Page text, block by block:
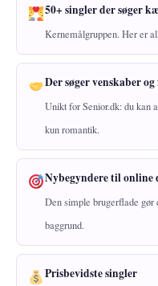
50+ singler der søger
Kernemålgruppen. Her er
Der søger venskaber
Unikt for Senior.dk: du kan
kun romantik.
Nybegyndere til online
Den simple brugerflade gør
baggrund.
Prisbevidste singler